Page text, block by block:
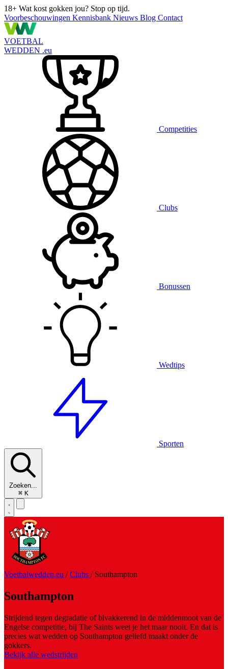
18+ Wat kost gokken jou? Stop op tijd.
Voorbeschouwingen Kennisbank Nieuws Blog Contact
VOETBAL
WEDDEN .eu
Competities
Clubs
Bonussen
Wedtips
Sporten
Zoeken...
⌘ K
Voetbalwedden.eu / Clubs / Southampton
Southampton
Strijdend tegen degradatie of bivakkerend in de middenmoot van de
Engelse competitie, bij The Saints weet je het maar nooit. En dat is
precies wat wedden op Southampton geliefd maakt onder de
gokkers.
Bekijk alle wedstrijden